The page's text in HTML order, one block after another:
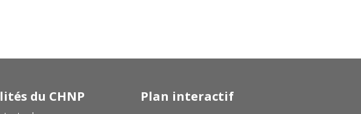
du CHNP Plan interactif